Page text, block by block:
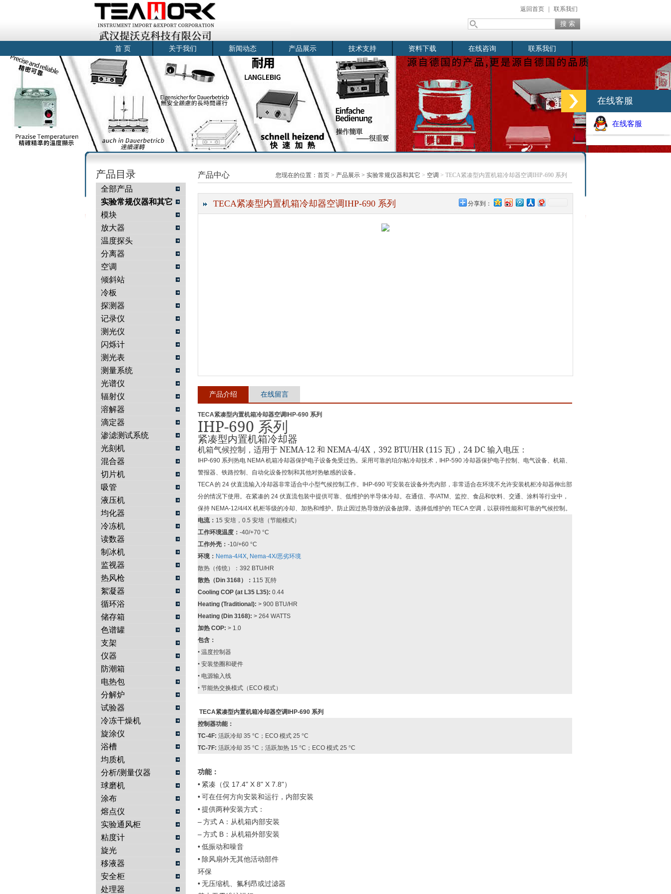
武汉提沃克科技有限公司
返回首页 联系我们
首 页 关于我们 新闻动态 产品展示 技术支持 资料下载 在线咨询 联系我们
产品目录
全部产品
实验常规仪器和其它
模块
放大器
温度探头
分离器
空调
倾斜站
冷板
探测器
记录仪
测光仪
闪烁计
测光表
测量系统
光谱仪
辐射仪
溶解器
滴定器
渗滤测试系统
光刻机
混合器
切片机
吸管
液压机
均化器
冷冻机
读数器
制冰机
监视器
热风枪
絮凝器
循环浴
储存箱
色谱罐
支架
仪器
防潮箱
电热包
分解炉
试验器
冷冻干燥机
旋涂仪
浴槽
均质机
分析/测量仪器
球磨机
涂布
熔点仪
实验通风柜
粘度计
旋光
移液器
安全柜
处理器
产品中心 您现在的位置： 首页 > 产品展示 > 实验常规仪器和其它 > 空调 > TECA紧凑型内置机箱冷却器空调IHP-690 系列
TECA紧凑型内置机箱冷却器空调IHP-690 系列 分享到：
产品介绍 在线留言
TECA紧凑型内置机箱冷却器空调IHP-690 系列
IHP-690 系列
紧凑型内置机箱冷却器
机箱气候控制，适用于 NEMA-12 和 NEMA-4/4X ， 392 BTU/HR (115 瓦) ， 24 DC 输入电压：
IHP-690 系列热电 NEMA机箱冷却器保护电子设备免受过热。采用可靠的珀尔帖冷却技术， IHP-590 冷却器保护电子控制、电气设备、机箱、
警报器、铁路控制、自动化设备控制和其他对热敏感的设备。
TECA的 24 伏直流输入冷却器非常适合中小型气候控制工作。 IHP-690 可安装在设备外壳内部，非常适合在环境不允许安装机柜冷却器伸出部
分的情况下使用。在紧凑的 24 伏直流包装中提供可靠、低维护的半导体冷却。在通信、亭/ATM 、监控、食品和饮料、交通、涂料等行业中，
保持 NEMA-12/4/4X 机柜等级的冷却、加热和维护。防止因过热导致的设备故障。选择低维护的 TECA 空调，以获得性能和可靠的气候控制。
电流： 15 安培， 0.5 安培（节能模式）
工作环境温度： -40/+70 °C
工作外壳： -10/+60 °C
环境： Nema-4/4X, Nema-4X/恶劣环境
散热（传统）： 392 BTU/HR
散热（ Din 3168）： 115 瓦特
Cooling COP (at L35 L35): 0.44
Heating (Traditional): > 900 BTU/HR
Heating (Din 3168): > 264 WATTS
加热 COP: > 1.0
包含：
• 温度控制器
• 安装垫圈和硬件
• 电源输入线
• 节能热交换模式（ ECO 模式）
TECA紧凑型内置机箱冷却器空调IHP-690 系列
控制器功能：
TC-4F: 活跃冷却 35 °C ； ECO 模式 25 °C
TC-7F: 活跃冷却 35 °C ；活跃加热 15 °C ； ECO 模式 25 °C
功能：
• 紧凑（仅 17.4" X 8" X 7.8"）
•可在任何方向安装和运行，内部安装
•提供两种安装方式：
–方式 A ：从机箱内部安装
–方式 B ：从机箱外部安装
•低振动和噪音
• 除风扇外无其他活动部件
环保
•无压缩机、氟利昂或过滤器
在线客服
在线客服